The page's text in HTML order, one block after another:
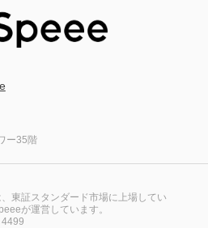
ー35階
、東証スタンダード市場に上場してい
が運営しています。